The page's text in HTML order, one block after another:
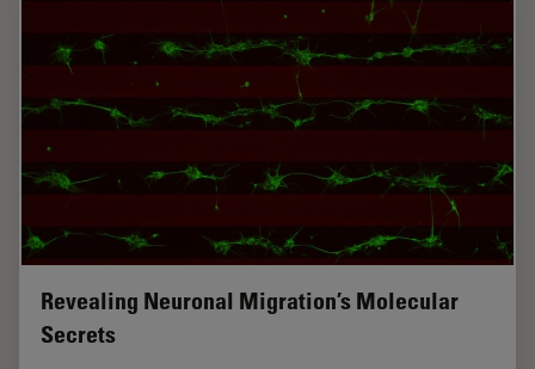
Revealing Neuronal Migration’s Molecular
Secrets